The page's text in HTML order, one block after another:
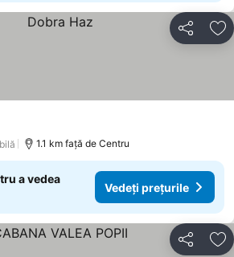
Distribuiți
1.1 km faţă de Centru
a vedea
Vedeți prețurile
Distribuiți